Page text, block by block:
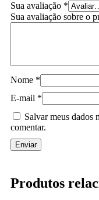
Sua avaliação *
Sua avaliação sobre o
Nome *
E-mail *
Salvar meus dados
comentar.
Produtos